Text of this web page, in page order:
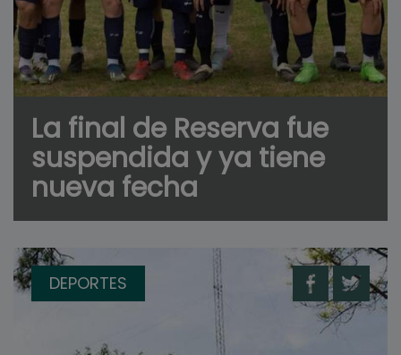
La final de Reserva fue
suspendida y ya tiene
nueva fecha
DEPORTES